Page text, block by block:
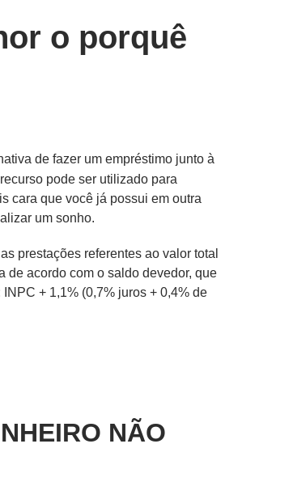
o porquê
de fazer um empréstimo junto à
pode ser utilizado para
cara que você já possui em outra
um sonho.
prestações referentes ao valor total
de acordo com o saldo devedor, que
+ 1,1% (0,7% juros + 0,4% de
NÃO